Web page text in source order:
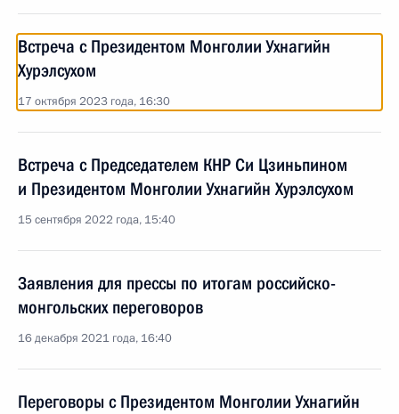
Встреча с Президентом Монголии Ухнагийн
Хурэлсухом
17 октября 2023 года, 16:30
Встреча с Председателем КНР Си Цзиньпином
и Президентом Монголии Ухнагийн Хурэлсухом
15 сентября 2022 года, 15:40
Заявления для прессы по итогам российско-
монгольских переговоров
16 декабря 2021 года, 16:40
Переговоры с Президентом Монголии Ухнагийн